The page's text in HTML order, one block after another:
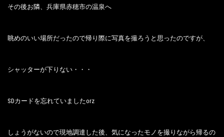
その後お隣、兵庫県赤穂市の温泉へ
眺めのいい場所だったので帰り際に写真を撮ろうと思ったのですが、
シャッターが下りない・・・
SDカードを忘れていましたorz
しょうがないので現地調達した後、気になったモノを撮りながら帰るの